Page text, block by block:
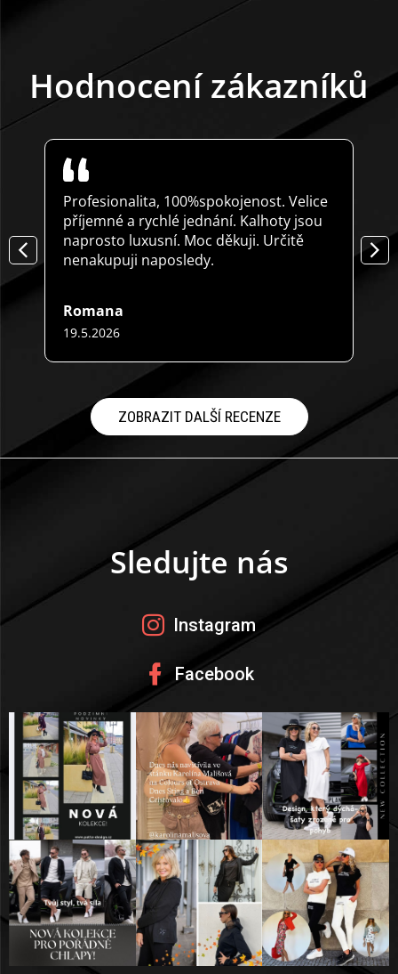
c
r
v
s
u
Hodnocení zákazníků
Romana
Hodnocení obchodu je 5 z 5 hvězdiček.
19.5.2026
Profesionalita, 100%spokojenost. Velice
příjemné a rychlé jednání. Kalhoty jsou
naprosto luxusní. Moc děkuji. Určitě
nenakupuji naposledy.
ZOBRAZIT DALŠÍ RECENZE
Z
Sledujte nás
Instagram
Facebook